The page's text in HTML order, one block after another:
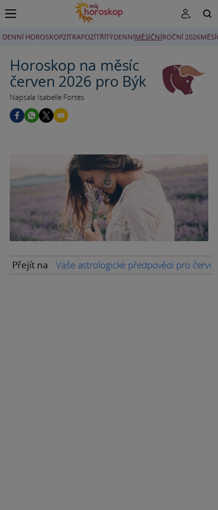
DENNÍ HOROSKOPZÍTRAPOZÍTŘÍTÝDENNÍMĚSÍČNÍROČNÍ 2026
Horoskop na měsíc
červen 2026 pro Býk
Napsala Isabelle Fortes
Přejít na Vaše astrologické předpovědi pro